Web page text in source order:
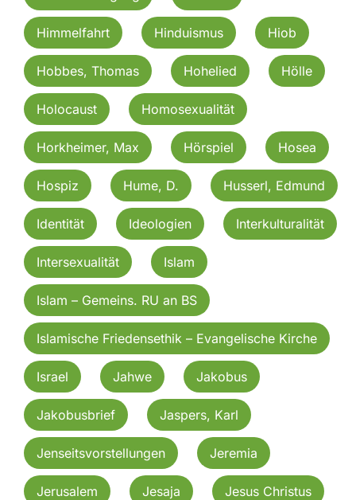
Himmelfahrt Hinduismus Hiob
Hobbes, Thomas Hohelied Hölle
Holocaust Homosexualität
Horkheimer, Max Hörspiel Hosea
Hospiz Hume, D. Husserl, Edmund
Identität Ideologien Interkulturalität
Intersexualität Islam
Islam – Gemeins. RU an BS
Islamische Friedensethik – Evangelische Kirche
Israel Jahwe Jakobus
Jakobusbrief Jaspers, Karl
Jenseitsvorstellungen Jeremia
Jerusalem Jesaja Jesus Christus